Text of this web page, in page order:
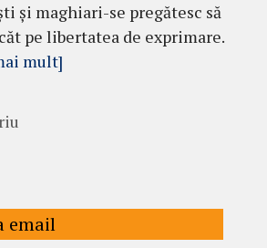
și maghiari-se pregătesc să
pe libertatea de exprimare.
mult]
email